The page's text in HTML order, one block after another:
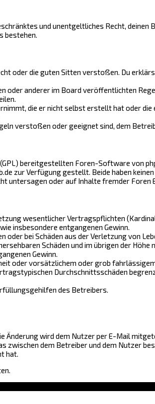
und unentgeltliches Recht, deinen
bestehen.
oder die guten Sitten verstoßen. Du
anderer im Board veröffentlichten
die er nicht selbst erstellt hat oder
verstoßen oder geeignet sind, dem
(GPL) bereitgestellten Foren-Software von
zur Verfügung gestellt. Beide haben
untersagen oder auf Inhalte fremder Foren
wesentlicher Vertragspflichten
insbesondere entgangenen Gewinn.
bei Schäden aus der Verletzung von
Schäden und im übrigen der Höhe
Gewinn.
oder vorsätzlichem oder grob
Durchschnittsschäden
des Betreibers.
Änderung wird dem Nutzer per E-Mail
zwischen dem Betreiber und dem Nutzer
hat.